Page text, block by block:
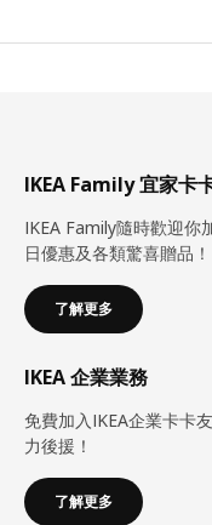
IKEA Family 宜家卡
IKEA Family隨時歡迎你
日優惠及各類驚喜贈品！
了解更多
IKEA 企業業務
免費加入IKEA企業卡卡
力後援！
了解更多